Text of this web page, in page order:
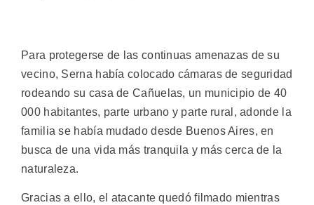
Para protegerse de las continuas amenazas de su
vecino, Serna había colocado cámaras de seguridad
rodeando su casa de Cañuelas, un municipio de 40
000 habitantes, parte urbano y parte rural, adonde la
familia se había mudado desde Buenos Aires, en
busca de una vida más tranquila y más cerca de la
naturaleza.
Gracias a ello, el atacante quedó filmado mientras